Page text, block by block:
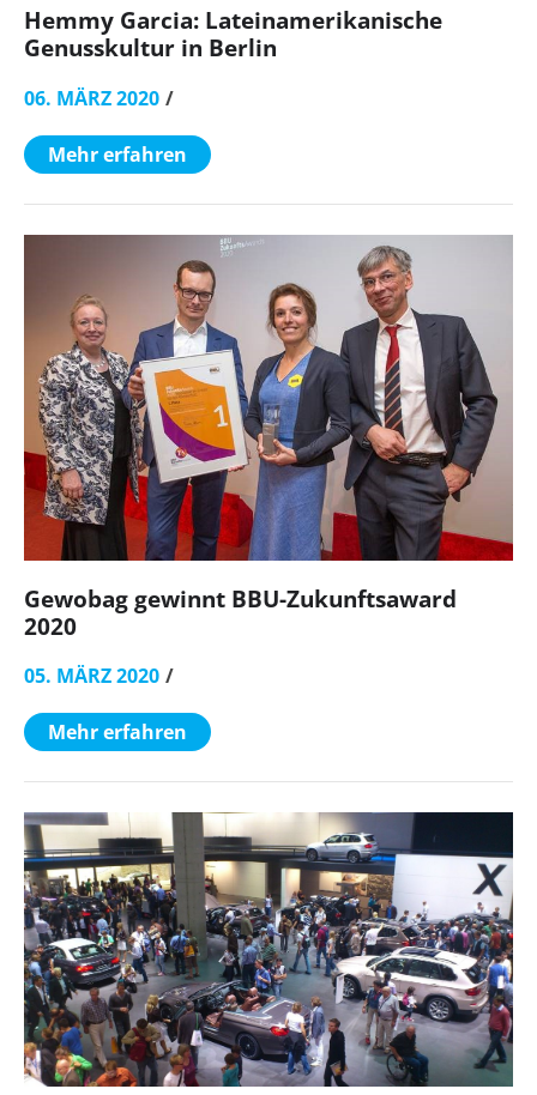
Hemmy Garcia: Lateinamerikanische
Genusskultur in Berlin
06. MÄRZ 2020
Mehr erfahren
Gewobag gewinnt BBU-Zukunftsaward
2020
05. MÄRZ 2020
Mehr erfahren